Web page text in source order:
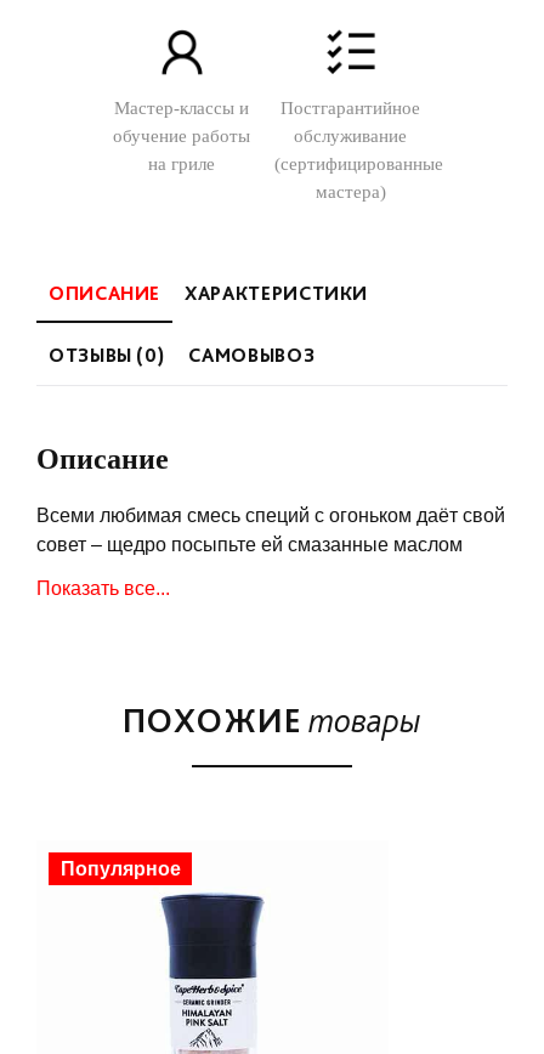
Мастер-классы и
обучение работы
на гриле
Постгарантийное
обслуживание
(сертифицированные
мастера)
ОПИСАНИЕ ХАРАКТЕРИСТИКИ
ОТЗЫВЫ (0) САМОВЫВОЗ
Описание
Всеми любимая смесь специй с огоньком даёт свой
совет – щедро посыпьте ей смазанные маслом
сливочным сыром или оливковым маслом –
Показать все...
ПОХОЖИЕ товары
Популярное